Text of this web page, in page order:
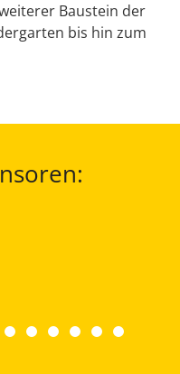
Baustein der
bis hin zum